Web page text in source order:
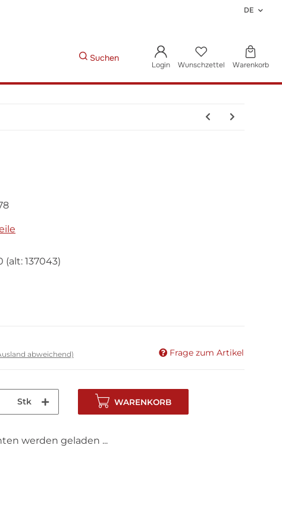
DE
Suchen
Login Wunschzettel Warenkorb
(alt: 137043)
abweichend) Frage zum Artikel
Stk WARENKORB
werden geladen ...